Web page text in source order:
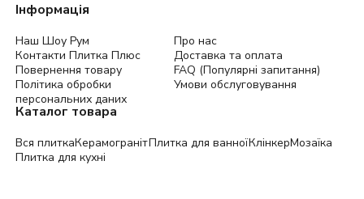
Інформація
Наш Шоу Рум
Про нас
Контакти Плитка Плюс
Доставка та оплата
Повернення товару
FAQ (Популярні запитання)
Політика обробки
персональних даних
Умови обслуговування
Каталог товара
Вся плиткаКерамогранітПлитка для ванноїКлінкерМозаїка
Плитка для кухні